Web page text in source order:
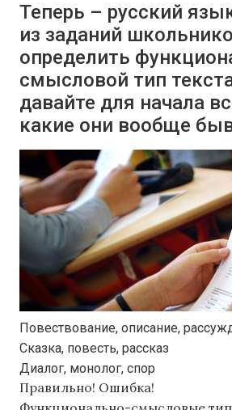
Теперь – русский
из заданий
определить
смысловой тип
давайте для начала
какие они вообще
Повествование, описание,
Сказка, повесть, рассказ
Диалог, монолог, спор
Правильно! Ошибка!